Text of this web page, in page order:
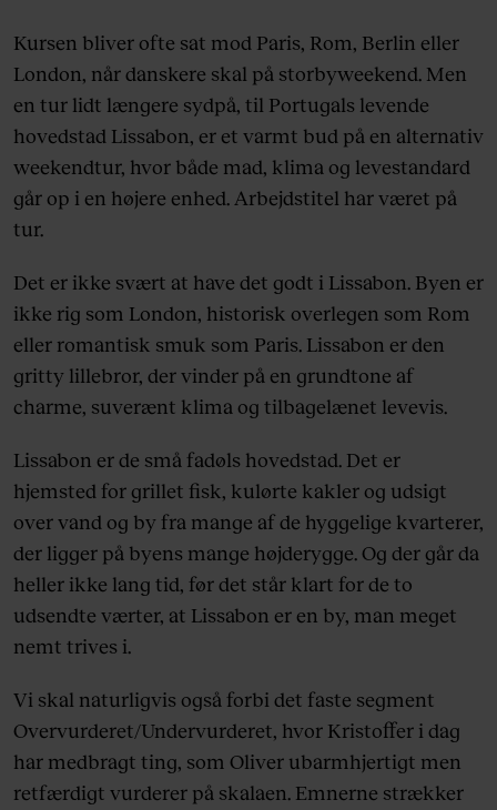
Kursen bliver ofte sat mod Paris, Rom, Berlin eller
London, når danskere skal på storbyweekend. Men
en tur lidt længere sydpå, til Portugals levende
hovedstad Lissabon, er et varmt bud på en alternativ
weekendtur, hvor både mad, klima og levestandard
går op i en højere enhed. Arbejdstitel har været på
tur.
Det er ikke svært at have det godt i Lissabon. Byen er
ikke rig som London, historisk overlegen som Rom
eller romantisk smuk som Paris. Lissabon er den
gritty lillebror, der vinder på en grundtone af
charme, suverænt klima og tilbagelænet levevis.
Lissabon er de små fadøls hovedstad. Det er
hjemsted for grillet fisk, kulørte kakler og udsigt
over vand og by fra mange af de hyggelige kvarterer,
der ligger på byens mange højderygge. Og der går da
heller ikke lang tid, før det står klart for de to
udsendte værter, at Lissabon er en by, man meget
nemt trives i.
Vi skal naturligvis også forbi det faste segment
Overvurderet/Undervurderet, hvor Kristoffer i dag
har medbragt ting, som Oliver ubarmhjertigt men
retfærdigt vurderer på skalaen. Emnerne strækker